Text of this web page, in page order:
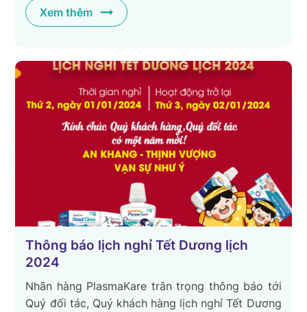
Xem thêm
Thông báo lịch nghỉ Tết Dương lịch
2024
Nhãn hàng PlasmaKare trân trọng thông báo tới
Quý đối tác, Quý khách hàng lịch nghỉ Tết Dương